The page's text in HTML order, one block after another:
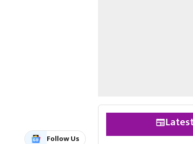
Follow Us